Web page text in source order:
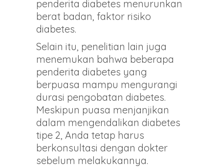
penderita diabetes menurunkan
berat badan, faktor risiko
diabetes.
Selain itu, penelitian lain juga
menemukan bahwa beberapa
penderita diabetes yang
berpuasa mampu mengurangi
durasi pengobatan diabetes.
Meskipun puasa menjanjikan
dalam mengendalikan diabetes
tipe 2, Anda tetap harus
berkonsultasi dengan dokter
sebelum melakukannya.